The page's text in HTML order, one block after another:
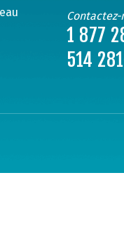
Contactez-
1 877
514